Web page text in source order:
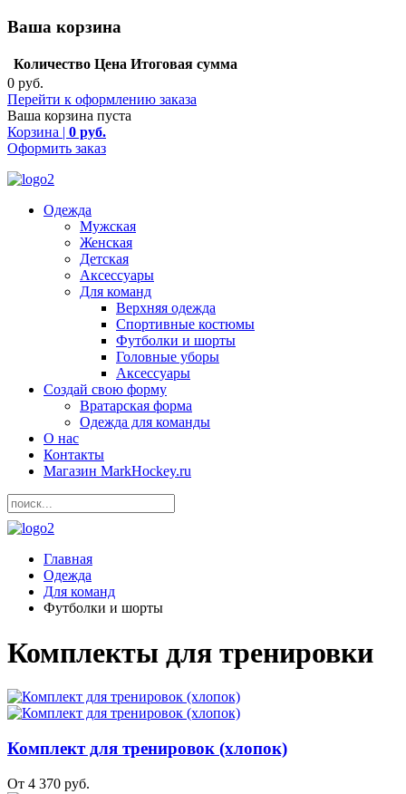
Ваша корзина
Количество Цена Итоговая сумма
0 руб.
Перейти к оформлению заказа
Ваша корзина пуста
Корзина | 0 руб.
Оформить заказ
Одежда
Мужская
Женская
Детская
Аксессуары
Для команд
Верхняя одежда
Спортивные костюмы
Футболки и шорты
Головные уборы
Аксессуары
Создай свою форму
Вратарская форма
Одежда для команды
О нас
Контакты
Магазин MarkHockey.ru
Главная
Одежда
Для команд
Футболки и шорты
Комплекты для тренировки
Комплект для тренировок (хлопок)
От 4 370 руб.